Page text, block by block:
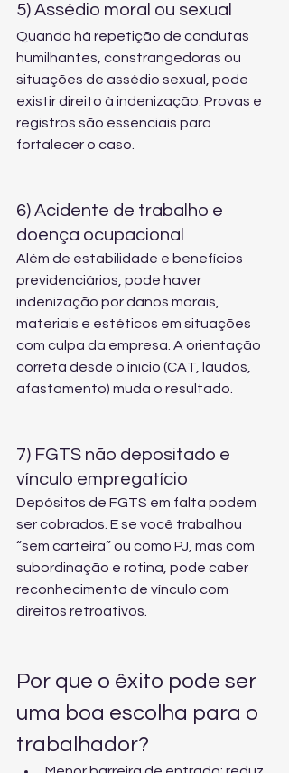
5) Assédio moral ou sexual
Quando há repetição de condutas
humilhantes, constrangedoras ou
situações de assédio sexual, pode
existir direito à indenização. Provas e
registros são essenciais para
fortalecer o caso.
6) Acidente de trabalho e
doença ocupacional
Além de estabilidade e benefícios
previdenciários, pode haver
indenização por danos morais,
materiais e estéticos em situações
com culpa da empresa. A orientação
correta desde o início (CAT, laudos,
afastamento) muda o resultado.
7) FGTS não depositado e
vínculo empregatício
Depósitos de FGTS em falta podem
ser cobrados. E se você trabalhou
“sem carteira” ou como PJ, mas com
subordinação e rotina, pode caber
reconhecimento de vínculo com
direitos retroativos.
Por que o êxito pode ser
uma boa escolha para o
trabalhador?